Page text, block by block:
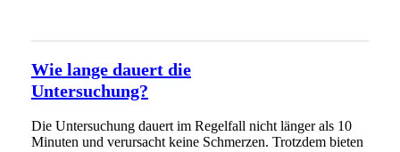
Wie lange dauert die
Untersuchung?
Die Untersuchung dauert im Regelfall nicht länger als 10
Minuten und verursacht keine Schmerzen. Trotzdem bieten